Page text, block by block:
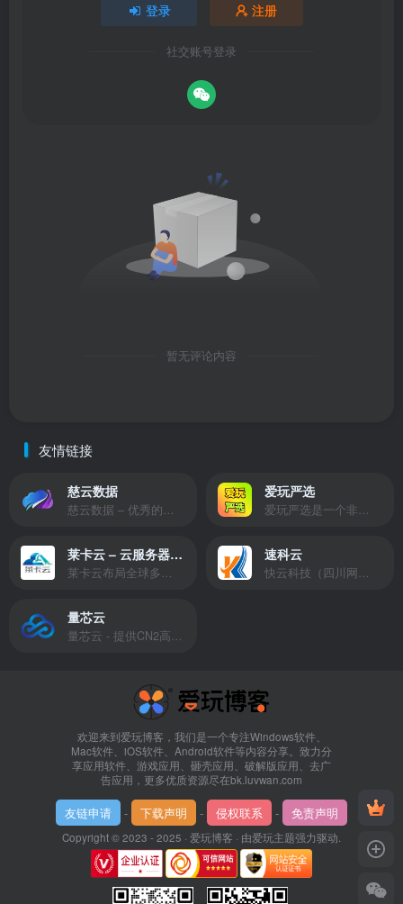
登录 注册
社交账号登录
暂无评论内容
友情链接
慈云数据
慈云数据 – 优秀的云服务器服务商，提供最具有性价比的产品。慈云数据是开发者必不可少的良心云
爱玩严选
爱玩严选是一个非常有保障且性价比极高的虚拟商城，包括但不限于苹果证书、技术指导、会员充值等多种虚拟服务！
莱卡云 – 云服务器提供商
莱卡云布局全球多个地理区域。提供服务有：境外云服务器、国内云服务器、独立服务器、服务器托管、CDN、SSL证书、游戏服务器等业务。
速科云
快云科技（四川网联快云科技有限公司）成立于2021年，主营互联网业务平台服务提供商。公司专注为用户提供低价高性能云计算产品，致力于云计算应用的易用性开发，并引导云计算在国内普及
量芯云
量芯云 - 提供CN2高速香港美国云服务器&专业高防服务器租用等云服务器供应商
欢迎来到爱玩博客，我们是一个专注Windows软件、
Mac软件、iOS软件、Android软件等内容分享。致力分
享应用软件、游戏应用、砸壳应用、破解版应用、去广
告应用，更多优质资源尽在bk.luvwan.com
友链申请 - 下载声明 - 侵权联系 - 免责声明
Copyright © 2023 - 2025 · 爱玩博客 · 由爱玩主题强力驱动.